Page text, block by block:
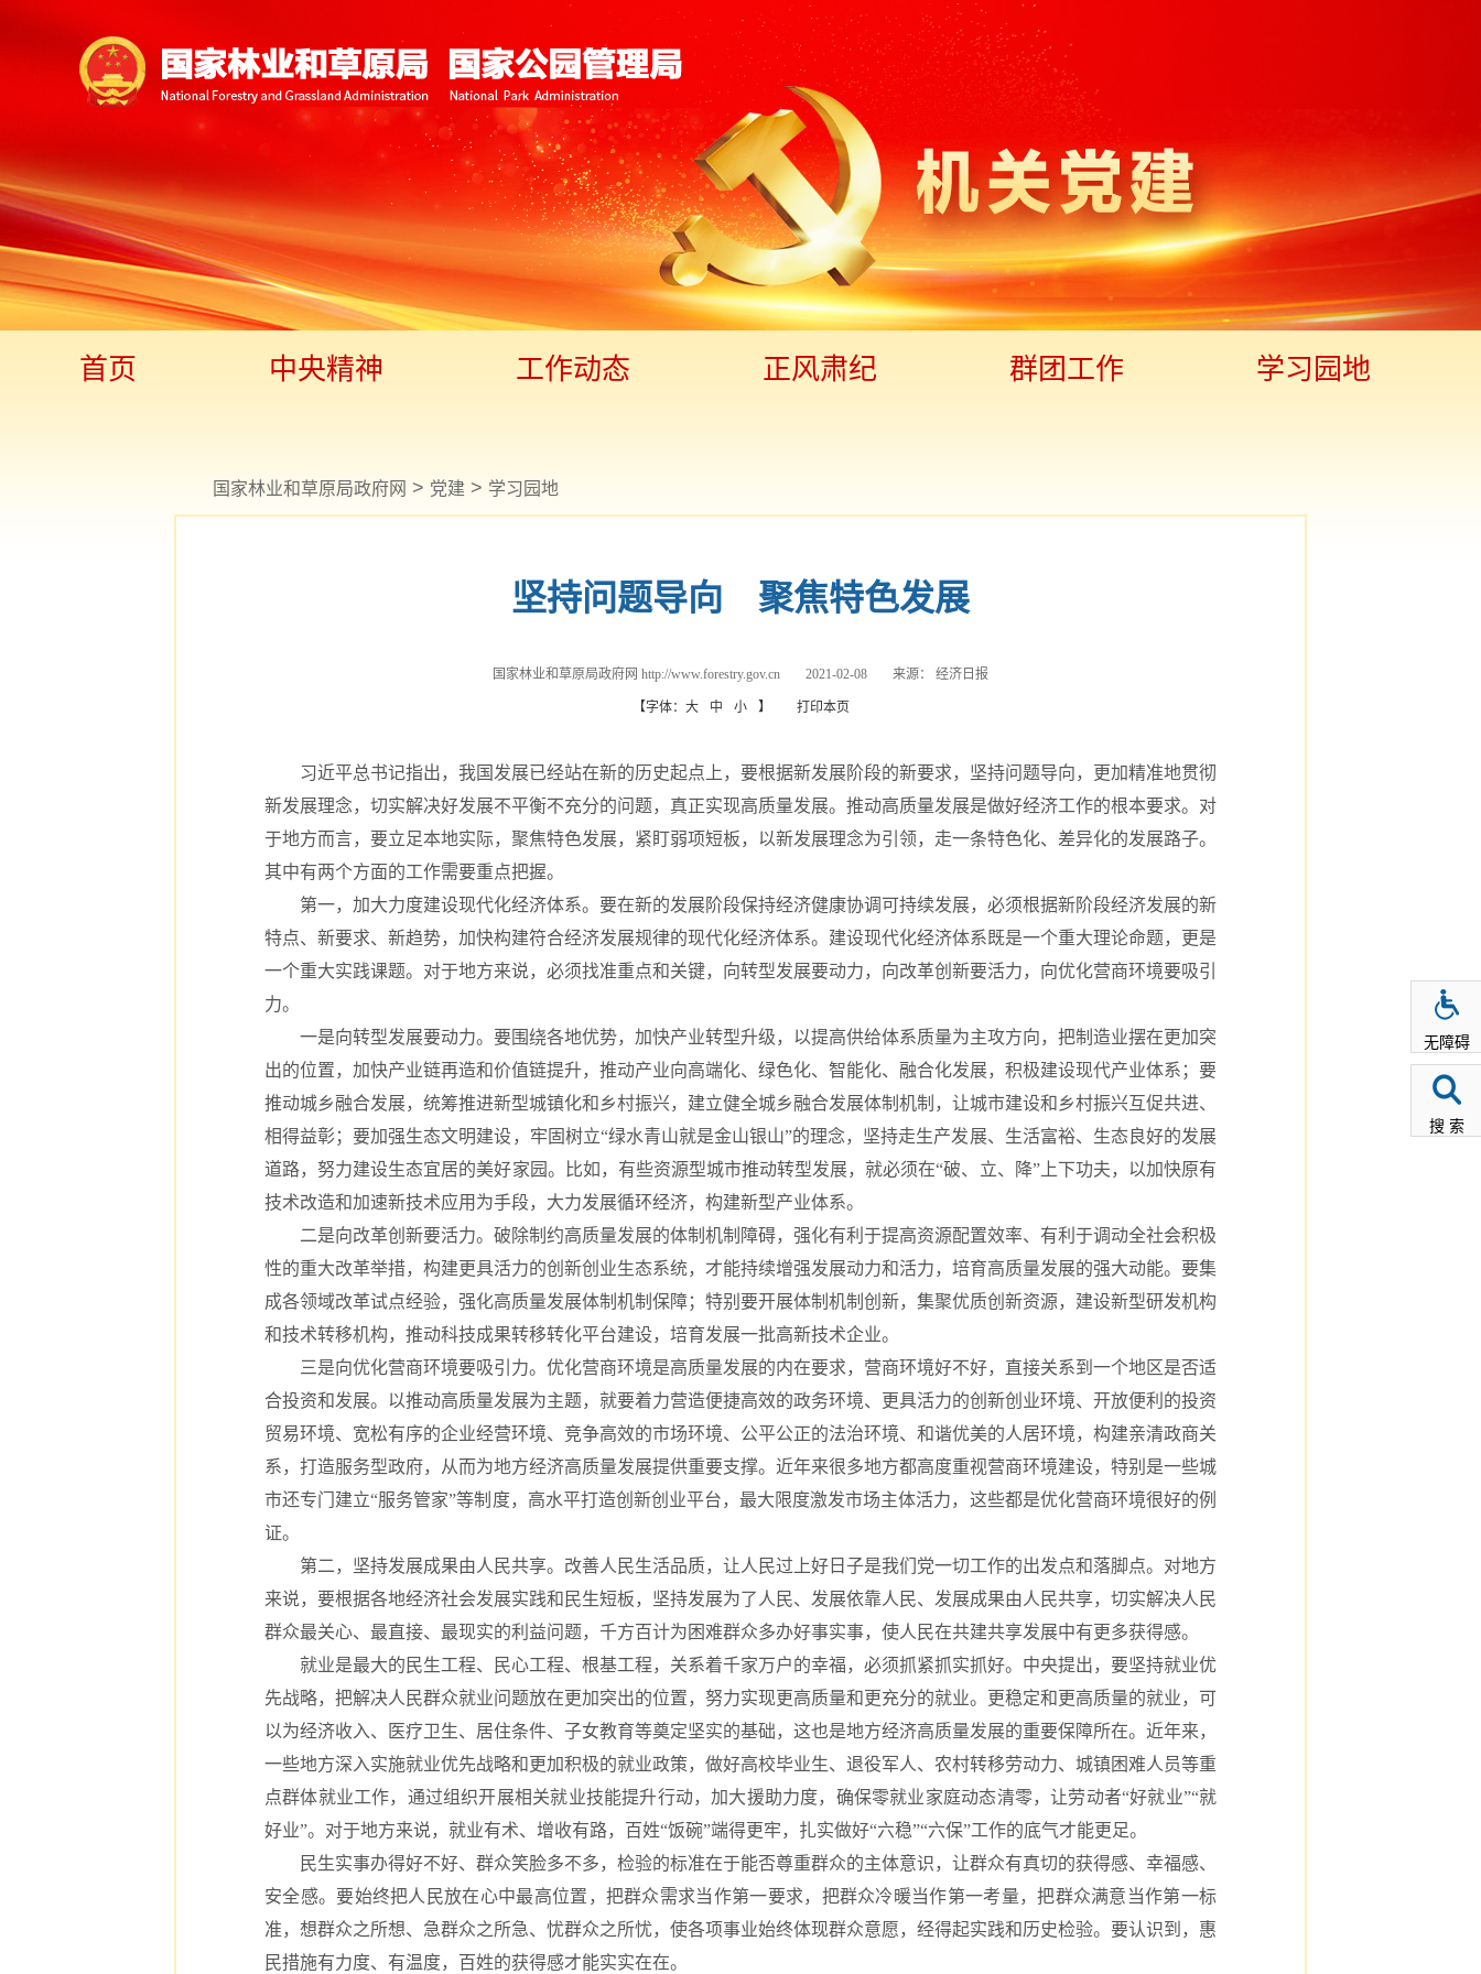
首页 中央精神 工作动态 正风肃纪 群团工作 学习园地
国家林业和草原局政府网 > 党建 > 学习园地
坚持问题导向　聚焦特色发展
国家林业和草原局政府网 http://www.forestry.gov.cn 2021-02-08 来源： 经济日报
【字体： 大 中 小 】 打印本页
习近平总书记指出，我国发展已经站在新的历史起点上，要根据新发展阶段的新要求，坚持问题导向，更加精准地贯彻
新发展理念，切实解决好发展不平衡不充分的问题，真正实现高质量发展。推动高质量发展是做好经济工作的根本要求。对
于地方而言，要立足本地实际，聚焦特色发展，紧盯弱项短板，以新发展理念为引领，走一条特色化、差异化的发展路子。
其中有两个方面的工作需要重点把握。
第一，加大力度建设现代化经济体系。要在新的发展阶段保持经济健康协调可持续发展，必须根据新阶段经济发展的新
特点、新要求、新趋势，加快构建符合经济发展规律的现代化经济体系。建设现代化经济体系既是一个重大理论命题，更是
一个重大实践课题。对于地方来说，必须找准重点和关键，向转型发展要动力，向改革创新要活力，向优化营商环境要吸引
力。
一是向转型发展要动力。要围绕各地优势，加快产业转型升级，以提高供给体系质量为主攻方向，把制造业摆在更加突
出的位置，加快产业链再造和价值链提升，推动产业向高端化、绿色化、智能化、融合化发展，积极建设现代产业体系；要
推动城乡融合发展，统筹推进新型城镇化和乡村振兴，建立健全城乡融合发展体制机制，让城市建设和乡村振兴互促共进、
相得益彰；要加强生态文明建设，牢固树立“绿水青山就是金山银山”的理念，坚持走生产发展、生活富裕、生态良好的发展
道路，努力建设生态宜居的美好家园。比如，有些资源型城市推动转型发展，就必须在“破、立、降”上下功夫，以加快原有
技术改造和加速新技术应用为手段，大力发展循环经济，构建新型产业体系。
二是向改革创新要活力。破除制约高质量发展的体制机制障碍，强化有利于提高资源配置效率、有利于调动全社会积极
性的重大改革举措，构建更具活力的创新创业生态系统，才能持续增强发展动力和活力，培育高质量发展的强大动能。要集
成各领域改革试点经验，强化高质量发展体制机制保障；特别要开展体制机制创新，集聚优质创新资源，建设新型研发机构
和技术转移机构，推动科技成果转移转化平台建设，培育发展一批高新技术企业。
三是向优化营商环境要吸引力。优化营商环境是高质量发展的内在要求，营商环境好不好，直接关系到一个地区是否适
合投资和发展。以推动高质量发展为主题，就要着力营造便捷高效的政务环境、更具活力的创新创业环境、开放便利的投资
贸易环境、宽松有序的企业经营环境、竞争高效的市场环境、公平公正的法治环境、和谐优美的人居环境，构建亲清政商关
系，打造服务型政府，从而为地方经济高质量发展提供重要支撑。近年来很多地方都高度重视营商环境建设，特别是一些城
市还专门建立“服务管家”等制度，高水平打造创新创业平台，最大限度激发市场主体活力，这些都是优化营商环境很好的例
证。
第二，坚持发展成果由人民共享。改善人民生活品质，让人民过上好日子是我们党一切工作的出发点和落脚点。对地方
来说，要根据各地经济社会发展实践和民生短板，坚持发展为了人民、发展依靠人民、发展成果由人民共享，切实解决人民
群众最关心、最直接、最现实的利益问题，千方百计为困难群众多办好事实事，使人民在共建共享发展中有更多获得感。
就业是最大的民生工程、民心工程、根基工程，关系着千家万户的幸福，必须抓紧抓实抓好。中央提出，要坚持就业优
先战略，把解决人民群众就业问题放在更加突出的位置，努力实现更高质量和更充分的就业。更稳定和更高质量的就业，可
以为经济收入、医疗卫生、居住条件、子女教育等奠定坚实的基础，这也是地方经济高质量发展的重要保障所在。近年来，
一些地方深入实施就业优先战略和更加积极的就业政策，做好高校毕业生、退役军人、农村转移劳动力、城镇困难人员等重
点群体就业工作，通过组织开展相关就业技能提升行动，加大援助力度，确保零就业家庭动态清零，让劳动者“好就业”“就
好业”。对于地方来说，就业有术、增收有路，百姓“饭碗”端得更牢，扎实做好“六稳”“六保”工作的底气才能更足。
民生实事办得好不好、群众笑脸多不多，检验的标准在于能否尊重群众的主体意识，让群众有真切的获得感、幸福感、
安全感。要始终把人民放在心中最高位置，把群众需求当作第一要求，把群众冷暖当作第一考量，把群众满意当作第一标
准，想群众之所想、急群众之所急、忧群众之所忧，使各项事业始终体现群众意愿，经得起实践和历史检验。要认识到，惠
民措施有力度、有温度，百姓的获得感才能实实在在。
无障碍
搜 索